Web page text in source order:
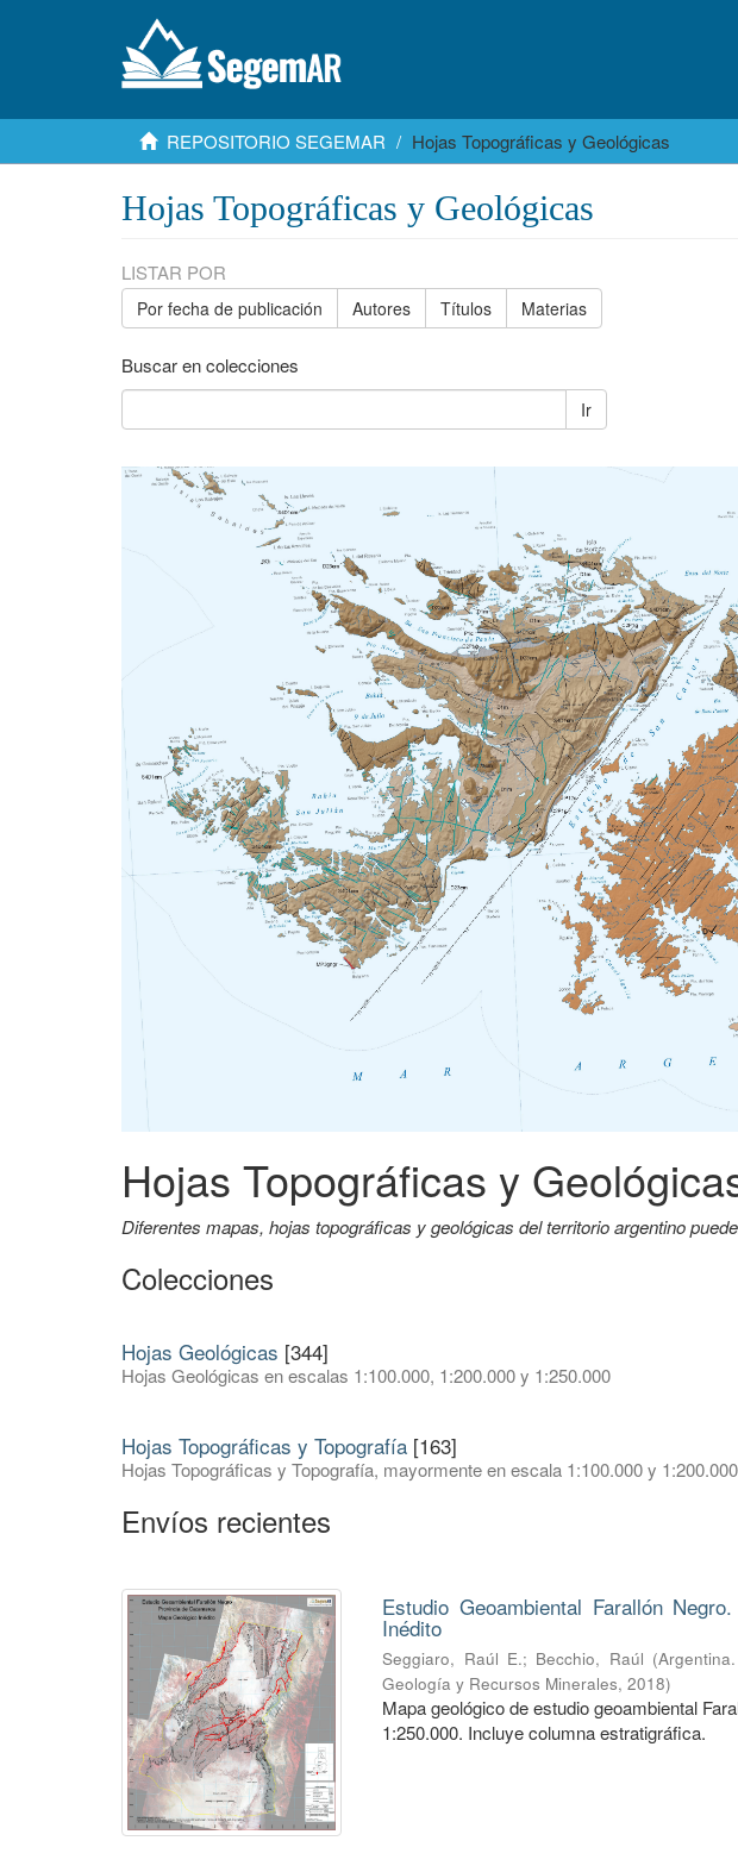
REPOSITORIO SEGEMAR Hojas Topográficas y Geológicas
Hojas Topográficas y Geológicas
LISTAR POR
Por fecha de publicación Autores Títulos Materias
Buscar en colecciones
Ir
Hojas Topográficas y
Diferentes mapas, hojas topográficas y geológicas del territorio argentino
Colecciones
Hojas Geológicas [344]
Hojas Geológicas en escalas 1:100.000, 1:200.000 y 1:250.000
Hojas Topográficas y Topografía [163]
Hojas Topográficas y Topografía, mayormente en escala 1:100.000 y
Envíos recientes
Estudio Geoambiental Farallón
Inédito
Seggiaro, Raúl E.; Becchio, Raúl (
Geología y Recursos Minerales,2018)
Mapa geológico de estudio geoambiental
1:250.000. Incluye columna estratigráfica.